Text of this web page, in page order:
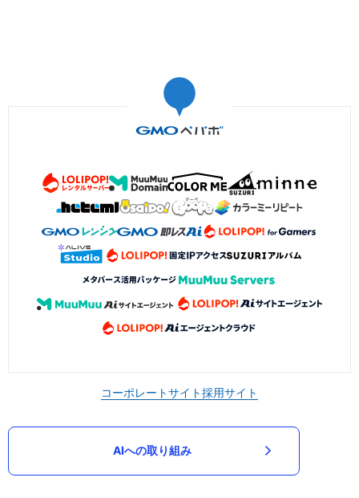
コーポレートサイト採用サイト
AIへの取り組み